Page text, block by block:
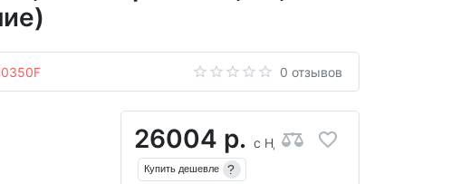
0 отзывов
26004 р. с НДС
Купить дешевле ?